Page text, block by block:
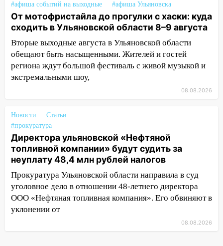
07:50 Какая погоды будет днем 8
августа
06:45
Ульяновске останется закрытым до
утра 10 августа
05:18 Судьба готовит сюрприз: гороскоп
встреча
04:47 В Ульяновской области объявили
ракетную опасность: звучат сирены
07.08.2026
20:40
Ульяновские аграрии смогут
купить тракторы с отсрочкой платежа
до декабря
19:34 В следственном управлении
#афиша событий на выходные
#афиша Ульяновска
От мотофристайла до прогулки с хаски: куда
сходить в Ульяновской области 8–9 августа
Вторые выходные августа в Ульяновской области
обещают быть насыщенными. Жителей и гостей
региона ждут большой фестиваль с живой музыкой и
экстремальными шоу,
08.08.2026
Новости
Статьи
#прокуратура
Директора ульяновской «Нефтяной
топливной компании» будут судить за
неуплату 48,4 млн рублей налогов
Прокуратура Ульяновской области направила в суд
уголовное дело в отношении 48-летнего директора
ООО «Нефтяная топливная компания». Его обвиняют в
уклонении от
08.08.2026